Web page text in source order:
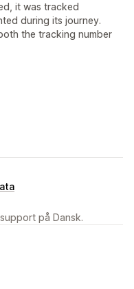
it was tracked
during its journey.
the tracking number
på Dansk.